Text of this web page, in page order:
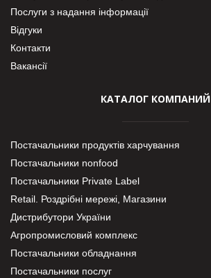
Послуги з надання інформації
Відгуки
Контакти
Вакансії
КАТАЛОГ КОМПАНИЙ
Постачальники продуктів харчування
Постачальники nonfood
Постачальники Private Label
Retail. Роздрібні мережі, Магазини
Дистрибутори України
Агропромисловий комплекс
Постачальники обладнання
Постачальники послуг